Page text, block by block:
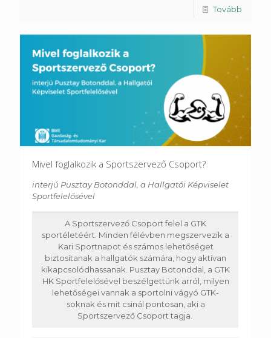
Tovább
Mivel foglalkozik a Sportszervező Csoport?
interjú Pusztay Botonddal, a Hallgatói Képviselet
Sportfelelősével
A Sportszervező Csoport felel a GTK
sportéletéért. Minden félévben megszervezik a
Kari Sportnapot és számos lehetőséget
biztosítanak a hallgatók számára, hogy aktívan
kikapcsolódhassanak. Pusztay Botonddal, a GTK
HK Sportfelelősével beszélgettünk arról, milyen
lehetőségei vannak a sportolni vágyó GTK-
soknak és mit csinál pontosan, aki a
Sportszervező Csoport tagja.